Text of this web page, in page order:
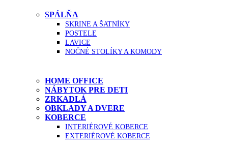
SPÁLŇA
SKRINE A ŠATNÍKY
POSTELE
LAVICE
NOČNÉ STOLÍKY A KOMODY
HOME OFFICE
NÁBYTOK PRE DETI
ZRKADLÁ
OBKLADY A DVERE
KOBERCE
INTERIÉROVÉ KOBERCE
EXTERIÉROVÉ KOBERCE